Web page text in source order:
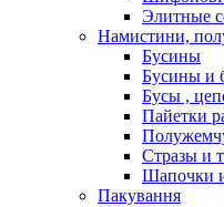
Элитные
Намистини,
Бусины
Бусины и
Бусы ,
Пайетки
Стразы и
Шапочки
Пакування